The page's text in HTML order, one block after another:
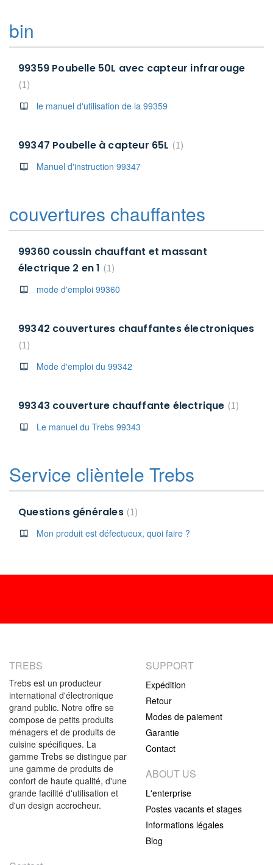
bin
99359 Poubelle 50L avec capteur infrarouge
1
le manuel d'utilisation de la 99359
99347 Poubelle à capteur 65L
1
Manuel d'instruction 99347
couvertures chauffantes
99360 coussin chauffant et massant
électrique 2 en 1
1
mode d'emploi 99360
99342 couvertures chauffantes électroniques
1
Mode d'emploi du 99342
99343 couverture chauffante électrique 1
Le manuel du Trebs 99343
Service clièntele Trebs
Questions générales 1
Mon produit est défectueux, quoi faire ?
TREBS
Trebs est un producteur
international d'électronique
grand public. Notre offre se
compose de petits produits
ménagers et de produits de
cuisine spécifiques. La
gamme Trebs se distingue par
une gamme de produits de
confort de haute qualité, d'une
grande facilité d'utilisation et
d'un design accrocheur.
SUPPORT
Expédition
Retour
Modes de paiement
Garantie
Contact
ABOUT US
L'enterprise
Postes vacants et stages
Informations légales
Blog